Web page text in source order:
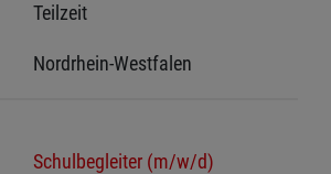
Teilzeit
Nordrhein-Westfalen
Schulbegleiter (m/w/d)